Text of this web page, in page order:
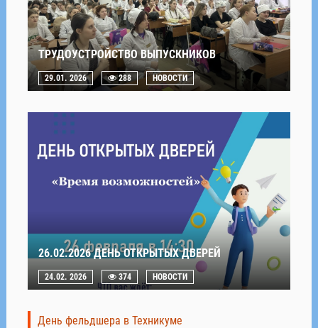
ТРУДОУСТРОЙСТВО ВЫПУСКНИКОВ
29.01. 2026 288 НОВОСТИ
26.02.2026 ДЕНЬ ОТКРЫТЫХ ДВЕРЕЙ
24.02. 2026 374 НОВОСТИ
День фельдшера в Техникуме